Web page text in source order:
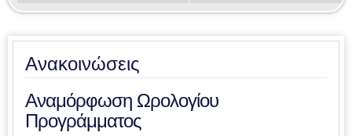
Ανακοινώσεις
Αναμόρφωση Ωρολογίου
Προγράμματος